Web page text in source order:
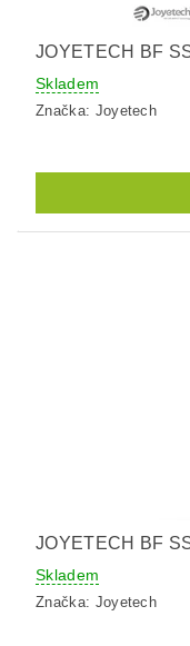
JOYETECH BF
Skladem
Značka: Joyetech
JOYETECH BF
Skladem
Značka: Joyetech